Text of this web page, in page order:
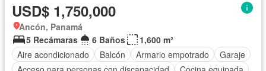
USD$ 1,750,000
Ancón, Panamá
5 Recámaras
6 Baños
1,600 m²
Aire acondicionado
Balcón Armario empotrado
Garaje